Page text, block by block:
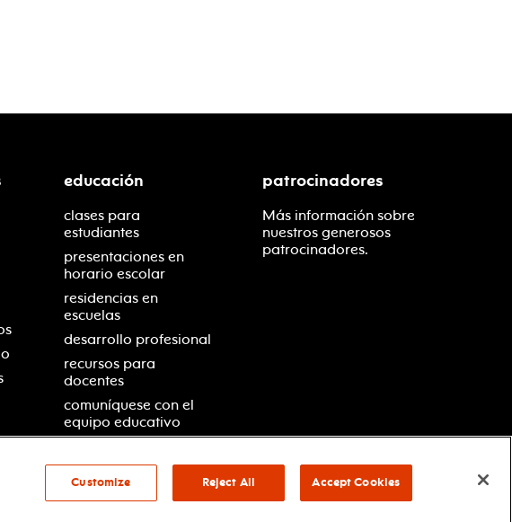
educación
clases para
estudiantes
presentaciones en
horario escolar
residencias en
escuelas
desarrollo profesional
recursos para
docentes
comuníquese con el
equipo educativo
patrocinadores
Más información sobre
nuestros generosos
patrocinadores.
política de privacidad términos y condiciones your privacy choices
Customize Reject All Accept Cookies